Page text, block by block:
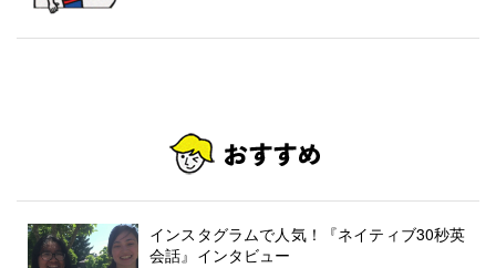
インスタグラムで人気！『ネイティブ30秒英
会話』インタビュー